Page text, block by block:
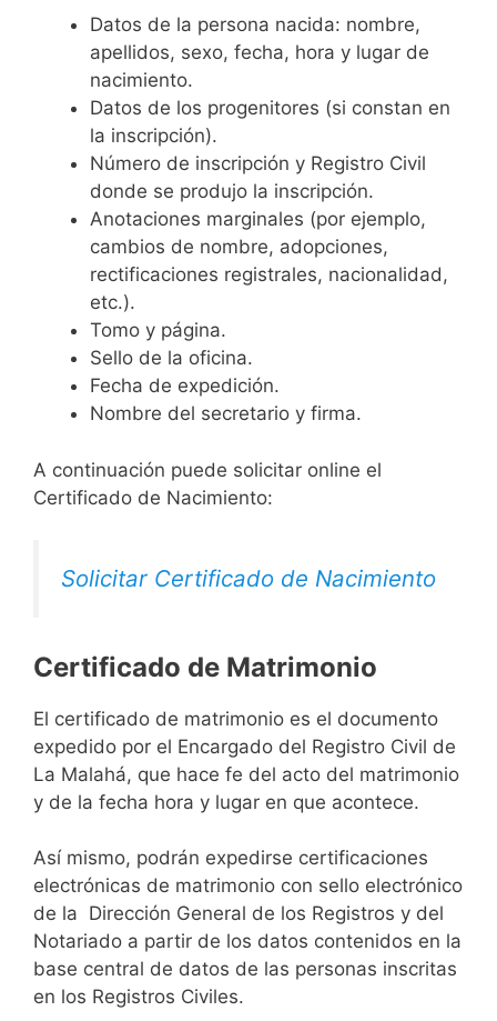
Datos de la persona nacida: nombre,
apellidos, sexo, fecha, hora y lugar de
nacimiento.
Datos de los progenitores (si constan en
la inscripción).
Número de inscripción y Registro Civil
donde se produjo la inscripción.
Anotaciones marginales (por ejemplo,
cambios de nombre, adopciones,
rectificaciones registrales, nacionalidad,
etc.).
Tomo y página.
Sello de la oficina.
Fecha de expedición.
Nombre del secretario y firma.
A continuación puede solicitar online el
Certificado de Nacimiento:
Solicitar Certificado de Nacimiento
Certificado de Matrimonio
El certificado de matrimonio es el documento
expedido por el Encargado del Registro Civil de
La Malahá, que hace fe del acto del matrimonio
y de la fecha hora y lugar en que acontece.
Así mismo, podrán expedirse certificaciones
electrónicas de matrimonio con sello electrónico
de la Dirección General de los Registros y del
Notariado a partir de los datos contenidos en la
base central de datos de las personas inscritas
en los Registros Civiles.